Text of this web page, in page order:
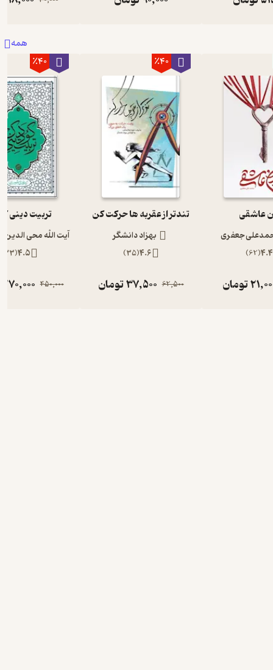
همه
عاشقی
جعفری
4.4
(
62
)
تومان
٪40
تندتر از عقربه ها حرکت کن
بهزاد دانشگر
4.6
(
35
)
62,500
37,500تومان
٪40
تربیت دینی
آیت الله محی الدین
4.5
(
33
450,000
270,000